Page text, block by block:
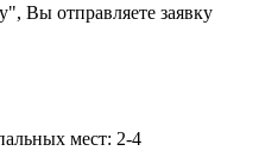
Вы отправляете заявку
мест: 2-4